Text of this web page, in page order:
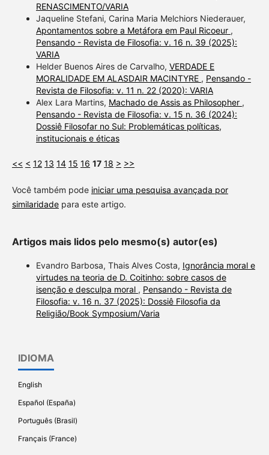
RENASCIMENTO/VARIA
Jaqueline Stefani, Carina Maria Melchiors Niederauer,
Apontamentos sobre a Metáfora em Paul Ricoeur ,
Pensando - Revista de Filosofia: v. 16 n. 39 (2025):
VARIA
Helder Buenos Aires de Carvalho, VERDADE E
MORALIDADE EM ALASDAIR MACINTYRE , Pensando -
Revista de Filosofia: v. 11 n. 22 (2020): VARIA
Alex Lara Martins, Machado de Assis as Philosopher ,
Pensando - Revista de Filosofia: v. 15 n. 36 (2024):
Dossiê Filosofar no Sul: Problemáticas políticas,
institucionais e éticas
<< < 12 13 14 15 16 17 18 > >>
Você também pode iniciar uma pesquisa avançada por
similaridadepara este artigo.
Artigos mais lidos pelo mesmo(s) autor(es)
Evandro Barbosa, Thais Alves Costa, Ignorância moral e
virtudes na teoria de D. Coitinho: sobre casos de
isenção e desculpa moral , Pensando - Revista de
Filosofia: v. 16 n. 37 (2025): Dossiê Filosofia da
Religião/Book Symposium/Varia
IDIOMA
English
Español (España)
Português (Brasil)
Français (France)